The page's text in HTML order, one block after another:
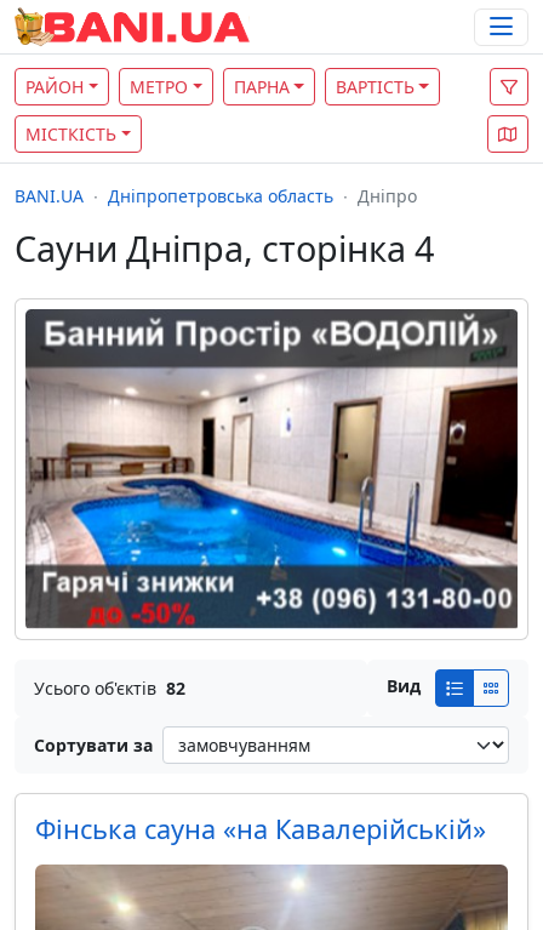
РАЙОН МЕТРО ПАРНА ВАРТІСТЬ
МІСТКІСТЬ
BANI.UA Дніпропетровська область Дніпро
Сауни Дніпра, сторінка 4
Усього об'єктів 82 Вид
Сортувати за
Фінська сауна «на Кавалерійській»